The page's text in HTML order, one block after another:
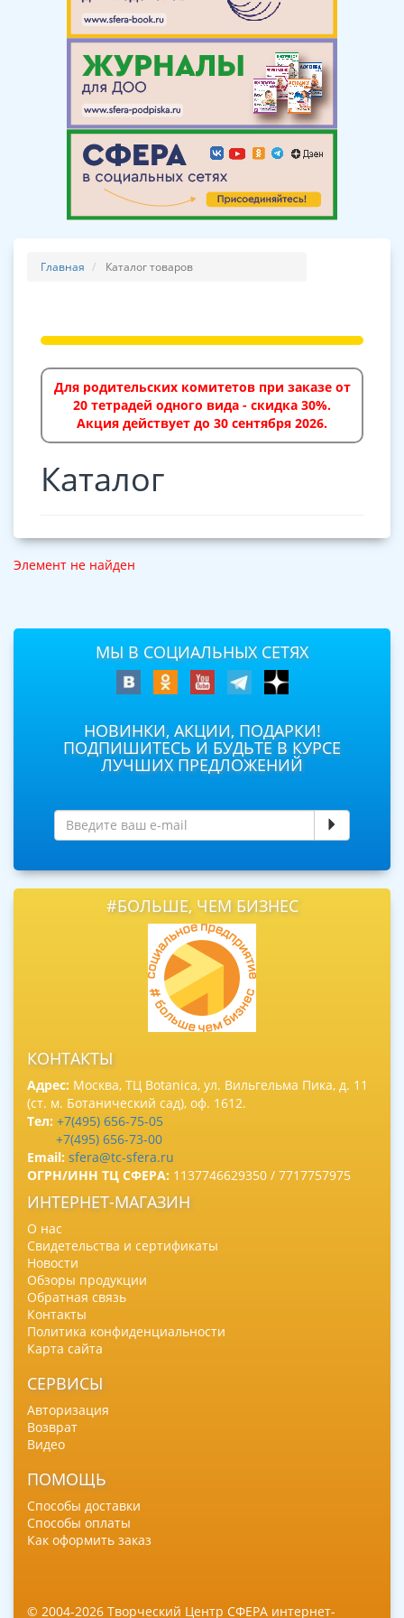
Главная Каталог товаров
Для родительских комитетов при заказе от
20 тетрадей одного вида - скидка 30%.
Акция действует до 30 сентября 2026.
Каталог
Элемент не найден
МЫ В СОЦИАЛЬНЫХ СЕТЯХ
НОВИНКИ, АКЦИИ, ПОДАРКИ!
ПОДПИШИТЕСЬ И БУДЬТЕ В КУРСЕ
ЛУЧШИХ ПРЕДЛОЖЕНИЙ
#БОЛЬШЕ, ЧЕМ БИЗНЕС
КОНТАКТЫ
Адрес: Москва, ТЦ Botanica, ул. Вильгельма Пика, д. 11
(ст. м. Ботанический сад), оф. 1612.
Тел: +7(495) 656-75-05
+7(495) 656-73-00
Email: sfera@tc-sfera.ru
ОГРН/ИНН ТЦ СФЕРА: 1137746629350 / 7717757975
ИНТЕРНЕТ-МАГАЗИН
О нас
Свидетельства и сертификаты
Новости
Обзоры продукции
Обратная связь
Контакты
Политика конфиденциальности
Карта сайта
СЕРВИСЫ
Авторизация
Возврат
Видео
ПОМОЩЬ
Способы доставки
Способы оплаты
Как оформить заказ
© 2004-2026 Творческий Центр СФЕРА интернет-